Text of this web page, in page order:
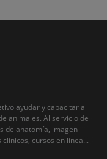
ayudar y capacitar a
animales. Al servicio de
de anatomía, imagen
cursos en línea...